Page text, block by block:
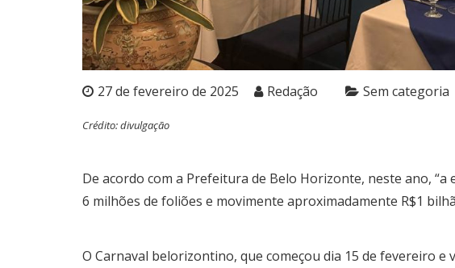
27 de fevereiro de 2025 Redação Sem categoria
Crédito: divulgação
De acordo com a Prefeitura de Belo Horizonte, neste ano, “a
6 milhões de foliões e movimente aproximadamente R$1
O Carnaval belorizontino, que começou dia 15 de fevereiro e